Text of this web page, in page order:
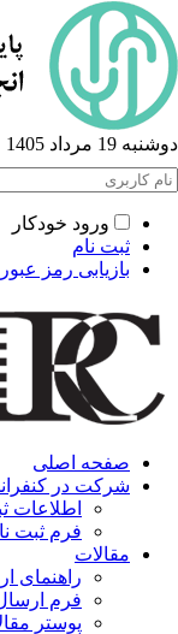
19 مرداد 1405
ورود خودکار
ثبت نام
بازیابی رمز عبور
صفحه اصلی
شرکت در
اطلاعات
فرم ثبت نام
مقالات
راهنمای
فرم ارسال
پوستر